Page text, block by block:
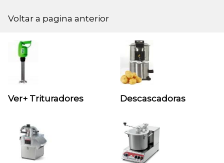
Voltar a pagina anterior
Ver+ Trituradores Descascadoras